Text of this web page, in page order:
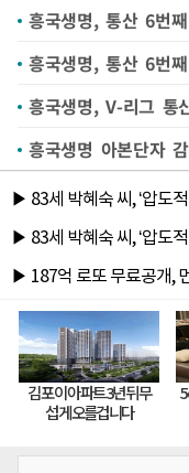
흥국생명, 통산 6번
흥국생명, 통산 6번
흥국생명, V-리그 통
흥국생명 아본단자